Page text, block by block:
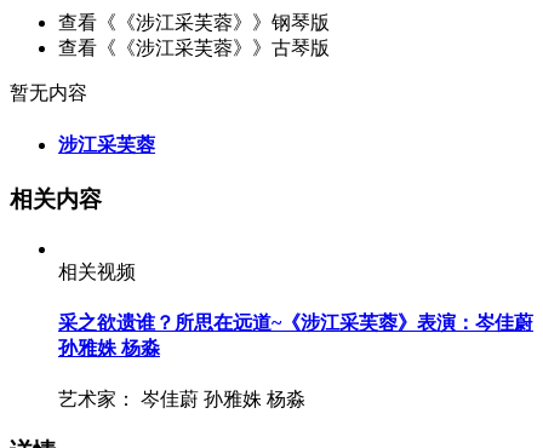
查看《《涉江采芙蓉》》钢琴版
查看《《涉江采芙蓉》》古琴版
暂无内容
涉江采芙蓉
相关内容
相关视频
采之欲遗谁？所思在远道~《涉江采芙蓉》表演：岑佳蔚
孙雅姝 杨淼
艺术家： 岑佳蔚 孙雅姝 杨淼